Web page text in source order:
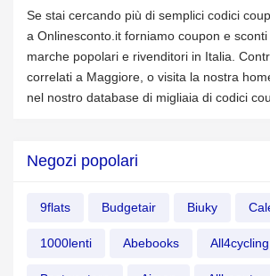
Se stai cercando più di semplici codici
a Onlinesconto.it forniamo coupon e
marche popolari e rivenditori in Italia.
correlati a Maggiore, o visita la nostra
nel nostro database di migliaia di codici
Negozi popolari
9flats Budgetair Biuky
1000lenti Abebooks All4cycling